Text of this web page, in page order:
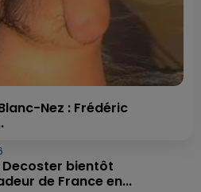
Nez : Frédéric
Decoster bientôt
de France en...